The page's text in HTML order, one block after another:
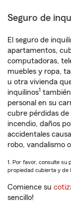
Seguro de
El seguro de
apartamentos,
computadoras,
muebles y ropa,
u otra vivienda
inquilinos1
personal en su
cubre pérdidas de
incendio, daños
accidentales
robo, vandalismo
1. Por favor, consulte su
propiedad cubierta y de
Comience su
sencillo!